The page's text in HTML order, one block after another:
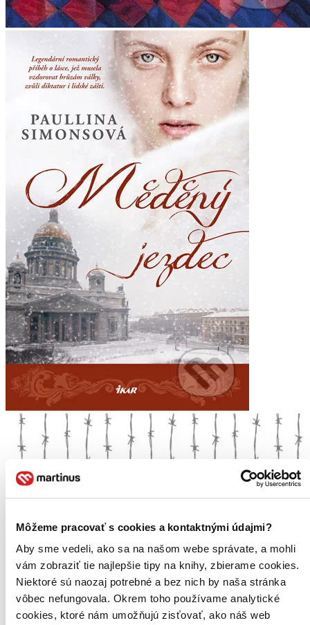
Môžeme pracovať s cookies a kontaktnými údajmi?
Aby sme vedeli, ako sa na našom webe správate, a mohli
vám zobraziť tie najlepšie tipy na knihy, zbierame cookies.
Niektoré sú naozaj potrebné a bez nich by naša stránka
vôbec nefungovala. Okrem toho používame analytické
cookies, ktoré nám umožňujú zisťovať, ako náš web